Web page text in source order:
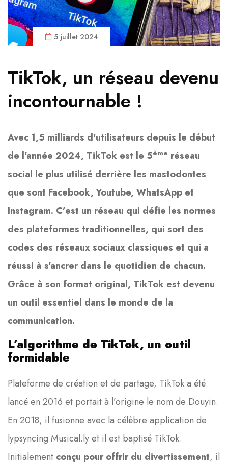
5 juillet 2024
TikTok, un réseau devenu
incontournable !
Avec 1,5 milliards d'utilisateurs depuis le début
de l’année 2024, TikTok est le 5ème réseau
social le plus utilisé derrière les mastodontes
que sont Facebook, Youtube, WhatsApp et
Instagram. C’est un réseau qui défie les normes
des plateformes traditionnelles, qui sort des
codes des réseaux sociaux classiques et qui a
réussi à s’ancrer dans le quotidien de chacun.
Grâce à son format original, TikTok est devenu
un outil essentiel dans le monde de la
communication.
L’algorithme de TikTok, un outil
formidable
Plateforme de création et de partage, TikTok a été
lancé en 2016 et portait à l’origine le nom de Douyin.
En 2018, il fusionne avec la célèbre application de
lypsyncing Musical.ly et il est baptisé TikTok.
Initialement conçu pour offrir du divertissement, il